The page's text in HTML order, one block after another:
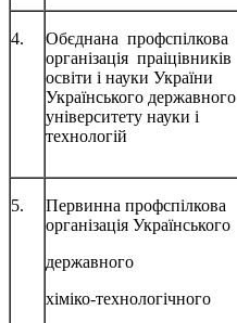
4.
Обєднана профспілкова
організація праіцівників
освіти і науки України
Українського державного
університету науки і
технологій
5.
Первинна профспілкова
організація Українського
державного
хіміко-технологічного